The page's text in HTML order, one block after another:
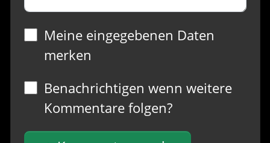
Meine eingegebenen Daten
merken
Benachrichtigen wenn weitere
Kommentare folgen?